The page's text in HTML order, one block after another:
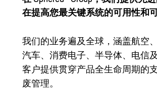
在提高您最关键系统的可用性和可
我们的业务遍及全球，涵盖航空
汽车、消费电子、半导体、电信
客户提供贯穿产品全生命周期的
废管理。